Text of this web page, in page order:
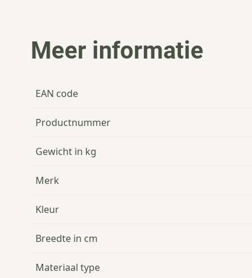
Meer informatie
EAN code
Productnummer
Gewicht in kg
Merk
Kleur
Breedte in cm
Materiaal type